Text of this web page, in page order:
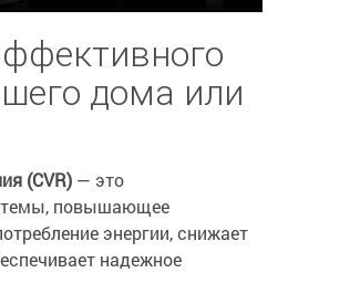
дома или
(CVR) — это
повышающее
энергии, снижает
надежное